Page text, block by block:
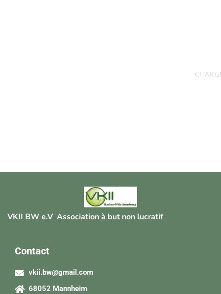
CHARGEE COMMUNICATION EXTERNE
VKII BW e.V Association à but non lucratif
Contact
vkii.bw@gmail.com
68052 Mannheim